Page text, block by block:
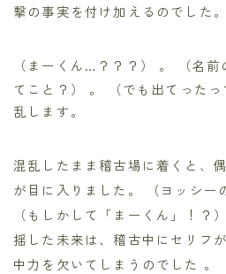
撃の事実を付け加えるのでした。
（まーくん…？？？） 。 （名前
てこと？） 。 （でも出てった
乱します。
混乱したまま稽古場に着くと、
が目に入りました。 （ヨッシー
（もしかして「まーくん」！？）
揺した未来は、稽古中にセリフ
中力を欠いてしまうのでした 。